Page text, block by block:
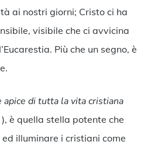
ai nostri giorni; Cristo ci ha
visibile che ci avvicina
Più che un segno, è
apice di tutta la vita cristiana
), è quella stella potente che
illuminare i cristiani come